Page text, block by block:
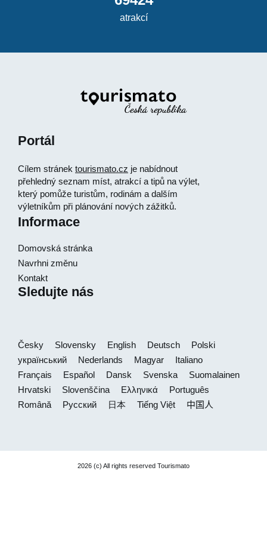
atrakcí
Portál
Cílem stránek tourismato.cz je nabídnout
přehledný seznam míst, atrakcí a tipů na výlet,
který pomůže turistům, rodinám a dalším
výletníkům při plánování nových zážitků.
Informace
Domovská stránka
Navrhni změnu
Kontakt
Sledujte nás
Česky Slovensky English Deutsch
Polski
український
Nederlands Magyar
Italiano
Français
Español Dansk Svenska
Suomalainen
Hrvatski
Slovenščina Ελληνικά
Português
Română
Русский 日本 Tiếng Việt 中国人
2026 (c) All rights reserved Tourismato